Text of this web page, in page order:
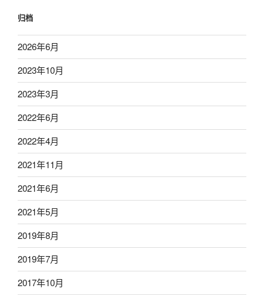
归档
2026年6月
2023年10月
2023年3月
2022年6月
2022年4月
2021年11月
2021年6月
2021年5月
2019年8月
2019年7月
2017年10月